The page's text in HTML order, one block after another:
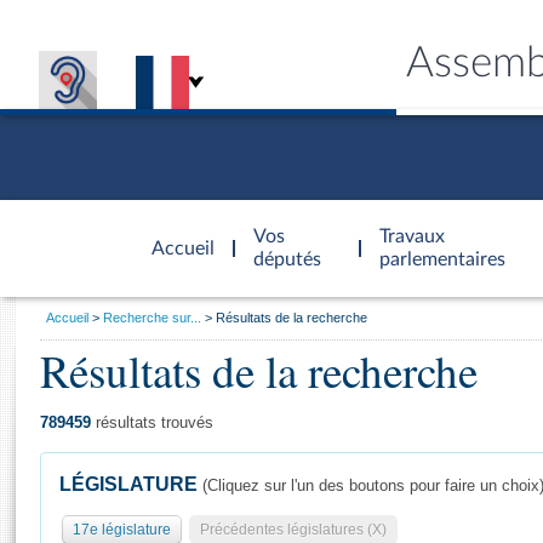
Accueil
d'accueil
Vos
députés
Travaux
parlementaires
Général
Vous
Accueil Recherche sur... Résultats de la recherche
Résultats de la recherche
789459 résultats trouvés
LÉGISLATURE (Cliquez sur l'un des boutons pour faire un choix)
17e législature Précédentes législatures (X)